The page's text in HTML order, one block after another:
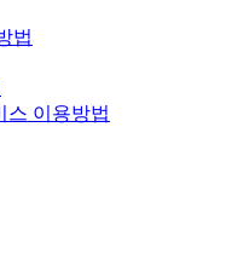
법
스 이용방법